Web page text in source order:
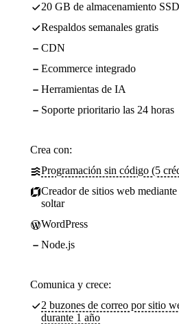
20 GB de almacenamiento SSD
Respaldos semanales gratis
CDN
Ecommerce integrado
Herramientas de IA
Soporte prioritario las 24 horas
Crea con:
Programación sin código (5
Creador de sitios web
soltar
WordPress
Node.js
Comunica y crece:
2 buzones de correo por sitio
durante 1 año